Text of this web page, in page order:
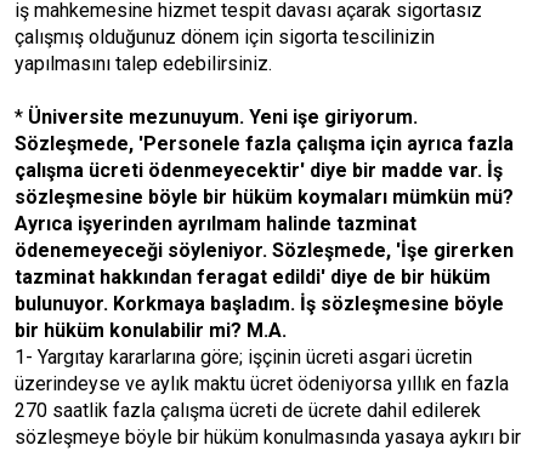
iş mahkemesine hizmet tespit davası açarak sigortasız
çalışmış olduğunuz dönem için sigorta tescilinizin
yapılmasını talep edebilirsiniz.
* Üniversite mezunuyum. Yeni işe giriyorum.
Sözleşmede, 'Personele fazla çalışma için ayrıca fazla
çalışma ücreti ödenmeyecektir' diye bir madde var. İş
sözleşmesine böyle bir hüküm koymaları mümkün mü?
Ayrıca işyerinden ayrılmam halinde tazminat
ödenemeyeceği söyleniyor. Sözleşmede, 'İşe girerken
tazminat hakkından feragat edildi' diye de bir hüküm
bulunuyor. Korkmaya başladım. İş sözleşmesine böyle
bir hüküm konulabilir mi? M.A.
1- Yargıtay kararlarına göre; işçinin ücreti asgari ücretin
üzerindeyse ve aylık maktu ücret ödeniyorsa yıllık en fazla
270 saatlik fazla çalışma ücreti de ücrete dahil edilerek
sözleşmeye böyle bir hüküm konulmasında yasaya aykırı bir